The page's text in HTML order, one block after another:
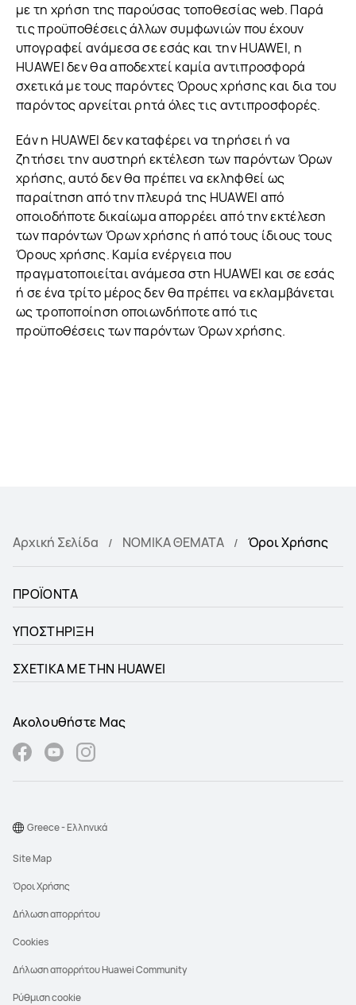
με τη χρήση της παρούσας τοποθεσίας web. Παρά
τις προϋποθέσεις άλλων συμφωνιών που έχουν
υπογραφεί ανάμεσα σε εσάς και την HUAWEI, η
HUAWEI δεν θα αποδεχτεί καμία αντιπροσφορά
σχετικά με τους παρόντες Όρους χρήσης και δια του
παρόντος αρνείται ρητά όλες τις αντιπροσφορές.
Εάν η HUAWEI δεν καταφέρει να τηρήσει ή να
ζητήσει την αυστηρή εκτέλεση των παρόντων Όρων
χρήσης, αυτό δεν θα πρέπει να εκληφθεί ως
παραίτηση από την πλευρά της HUAWEI από
οποιοδήποτε δικαίωμα απορρέει από την εκτέλεση
των παρόντων Όρων χρήσης ή από τους ίδιους τους
Όρους χρήσης. Καμία ενέργεια που
πραγματοποιείται ανάμεσα στη HUAWEI και σε εσάς
ή σε ένα τρίτο μέρος δεν θα πρέπει να εκλαμβάνεται
ως τροποποίηση οποιωνδήποτε από τις
προϋποθέσεις των παρόντων Όρων χρήσης.
Αρχική Σελίδα ΝΟΜΙΚΑ ΘΕΜΑΤΑ Όροι Χρήσης
ΠΡΟΪΟΝΤΑ
ΥΠΟΣΤΗΡΙΞΗ
ΣΧΕΤΙΚΑ ΜΕ ΤΗΝ HUAWEI
Ακολουθήστε Μας
Site Map
Όροι Χρήσης
Δήλωση απορρήτου
Cookies
Δήλωση απορρήτου Huawei Community
Ρύθμιση cookie
Greece - Ελληνικά